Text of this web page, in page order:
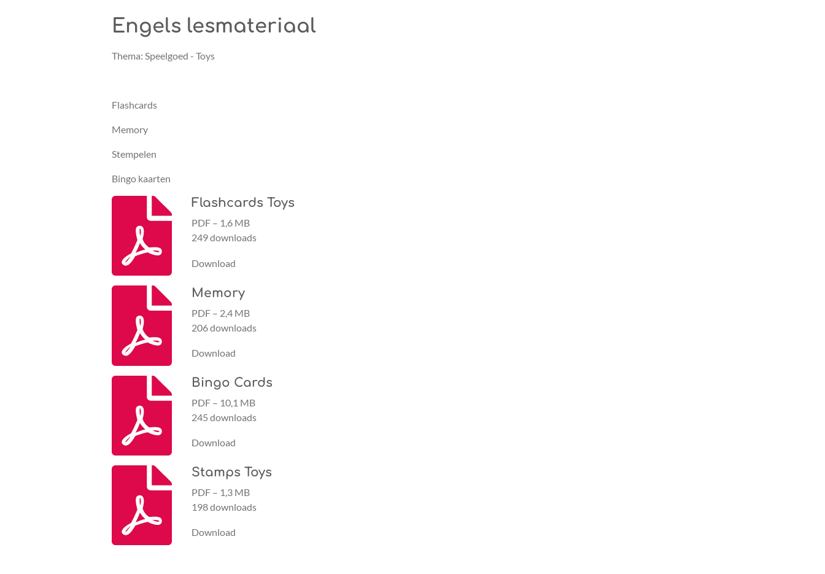
Engels lesmateriaal
Thema: Speelgoed - Toys
Flashcards
Memory
Stempelen
Bingo kaarten
Flashcards Toys
PDF – 1,6 MB
249 downloads
Download
Memory
PDF – 2,4 MB
206 downloads
Download
Bingo Cards
PDF – 10,1 MB
245 downloads
Download
Stamps Toys
PDF – 1,3 MB
198 downloads
Download